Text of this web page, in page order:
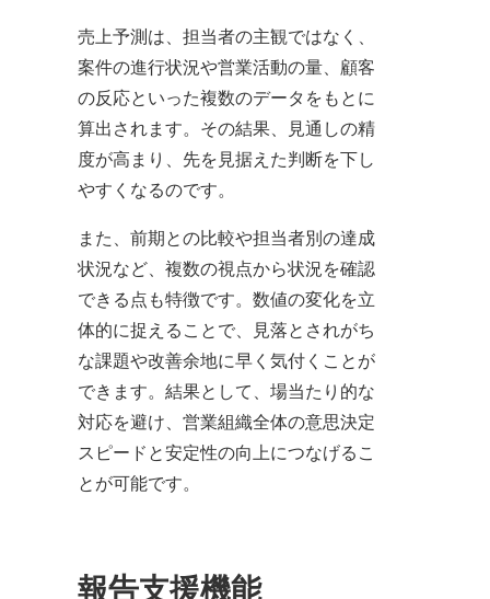
売上予測は、担当者の主観ではなく、
案件の進行状況や営業活動の量、顧客
の反応といった複数のデータをもとに
算出されます。その結果、見通しの精
度が高まり、先を見据えた判断を下し
やすくなるのです。
また、前期との比較や担当者別の達成
状況など、複数の視点から状況を確認
できる点も特徴です。数値の変化を立
体的に捉えることで、見落とされがち
な課題や改善余地に早く気付くことが
できます。結果として、場当たり的な
対応を避け、営業組織全体の意思決定
スピードと安定性の向上につなげるこ
とが可能です。
報告支援機能